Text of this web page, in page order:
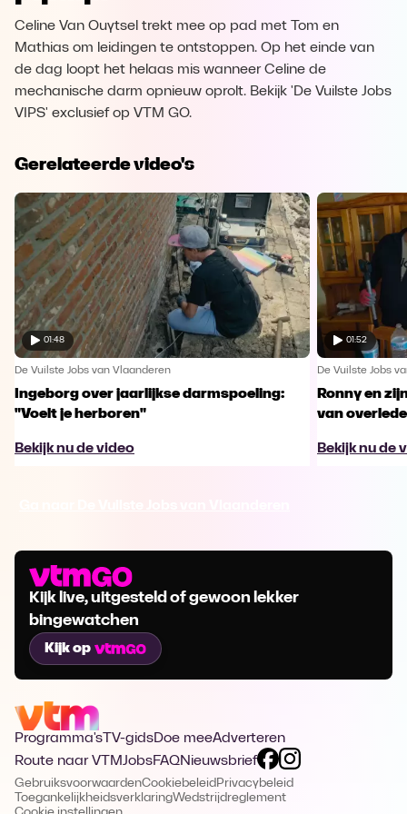
Celine Van Ouytsel trekt mee op pad met Tom en
Mathias om leidingen te ontstoppen. Op het einde van
de dag loopt het helaas mis wanneer Celine de
mechanische darm opnieuw oprolt. Bekijk 'De Vuilste Jobs
VIPS' exclusief op VTM GO.
Gerelateerde video's
01:48
De Vuilste Jobs van Vlaanderen
Ingeborg over jaarlijkse darmspoeling:
"Voelt je herboren"
Bekijk nu de video
01:52
De Vuilste Jobs
Ronny en
van
Bekijk nu de
Kijk live, uitgesteld of gewoon lekker
bingewatchen
Kijk op
Programma's TV-gidsDoe meeAdverteren
Route naar VTMJobsFAQNieuwsbrief
GebruiksvoorwaardenCookiebeleid Privacybeleid
ToegankelijkheidsverklaringWedstrijdreglement